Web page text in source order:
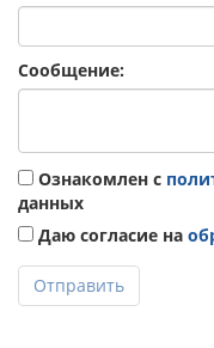
Сообщение:
Ознакомлен с
данных
Даю согласие на
Отправить